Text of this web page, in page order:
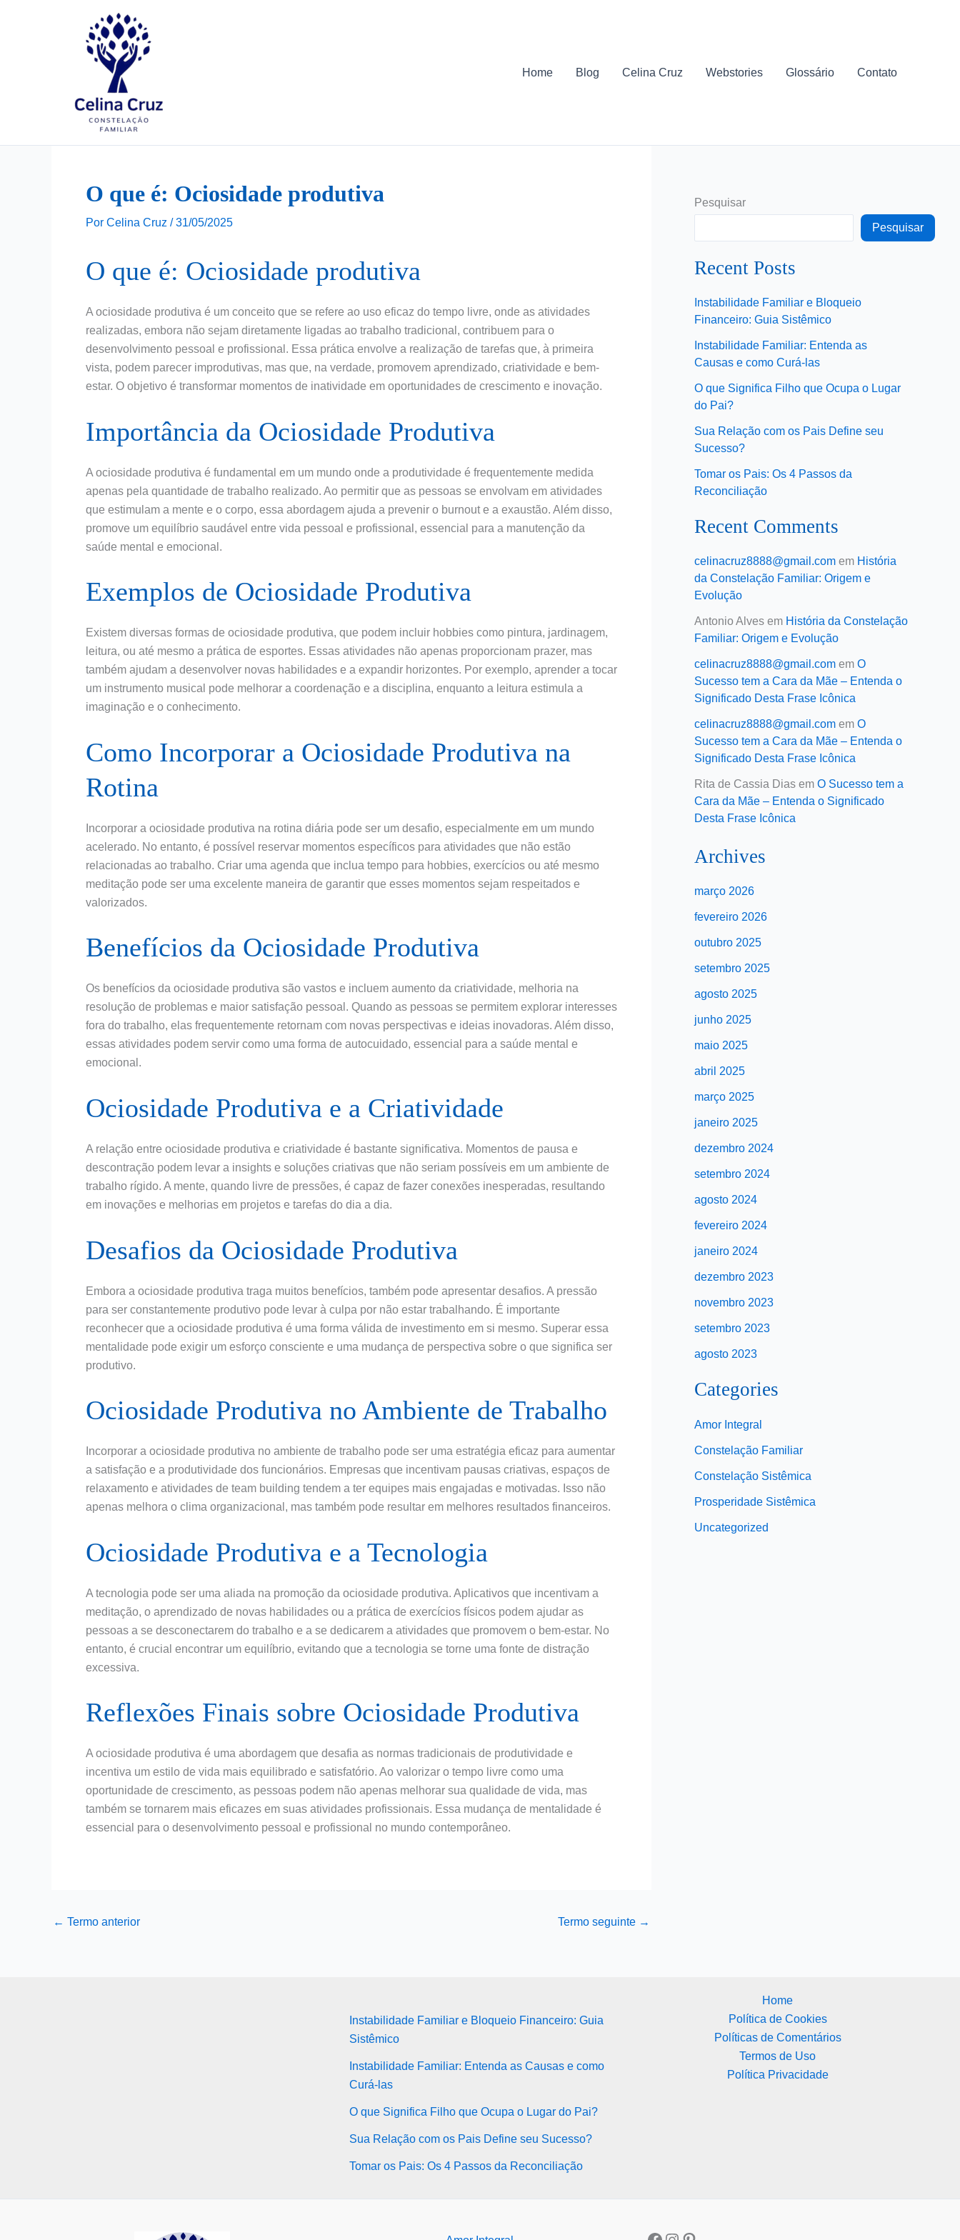
Home Blog Celina Cruz Webstories Glossário Contato
O que é: Ociosidade produtiva
Por Celina Cruz /31/05/2025
O que é: Ociosidade produtiva
A ociosidade produtiva é um conceito que se refere ao uso eficaz do tempo livre, onde as atividades
realizadas, embora não sejam diretamente ligadas ao trabalho tradicional, contribuem para o
desenvolvimento pessoal e profissional. Essa prática envolve a realização de tarefas que, à primeira
vista, podem parecer improdutivas, mas que, na verdade, promovem aprendizado, criatividade e bem-
estar. O objetivo é transformar momentos de inatividade em oportunidades de crescimento e inovação.
Importância da Ociosidade Produtiva
A ociosidade produtiva é fundamental em um mundo onde a produtividade é frequentemente medida
apenas pela quantidade de trabalho realizado. Ao permitir que as pessoas se envolvam em atividades
que estimulam a mente e o corpo, essa abordagem ajuda a prevenir o burnout e a exaustão. Além disso,
promove um equilíbrio saudável entre vida pessoal e profissional, essencial para a manutenção da
saúde mental e emocional.
Exemplos de Ociosidade Produtiva
Existem diversas formas de ociosidade produtiva, que podem incluir hobbies como pintura, jardinagem,
leitura, ou até mesmo a prática de esportes. Essas atividades não apenas proporcionam prazer, mas
também ajudam a desenvolver novas habilidades e a expandir horizontes. Por exemplo, aprender a tocar
um instrumento musical pode melhorar a coordenação e a disciplina, enquanto a leitura estimula a
imaginação e o conhecimento.
Como Incorporar a Ociosidade Produtiva na
Rotina
Incorporar a ociosidade produtiva na rotina diária pode ser um desafio, especialmente em um mundo
acelerado. No entanto, é possível reservar momentos específicos para atividades que não estão
relacionadas ao trabalho. Criar uma agenda que inclua tempo para hobbies, exercícios ou até mesmo
meditação pode ser uma excelente maneira de garantir que esses momentos sejam respeitados e
valorizados.
Benefícios da Ociosidade Produtiva
Os benefícios da ociosidade produtiva são vastos e incluem aumento da criatividade, melhoria na
resolução de problemas e maior satisfação pessoal. Quando as pessoas se permitem explorar interesses
fora do trabalho, elas frequentemente retornam com novas perspectivas e ideias inovadoras. Além disso,
essas atividades podem servir como uma forma de autocuidado, essencial para a saúde mental e
emocional.
Ociosidade Produtiva e a Criatividade
A relação entre ociosidade produtiva e criatividade é bastante significativa. Momentos de pausa e
descontração podem levar a insights e soluções criativas que não seriam possíveis em um ambiente de
trabalho rígido. A mente, quando livre de pressões, é capaz de fazer conexões inesperadas, resultando
em inovações e melhorias em projetos e tarefas do dia a dia.
Desafios da Ociosidade Produtiva
Embora a ociosidade produtiva traga muitos benefícios, também pode apresentar desafios. A pressão
para ser constantemente produtivo pode levar à culpa por não estar trabalhando. É importante
reconhecer que a ociosidade produtiva é uma forma válida de investimento em si mesmo. Superar essa
mentalidade pode exigir um esforço consciente e uma mudança de perspectiva sobre o que significa ser
produtivo.
Ociosidade Produtiva no Ambiente de Trabalho
Incorporar a ociosidade produtiva no ambiente de trabalho pode ser uma estratégia eficaz para aumentar
a satisfação e a produtividade dos funcionários. Empresas que incentivam pausas criativas, espaços de
relaxamento e atividades de team building tendem a ter equipes mais engajadas e motivadas. Isso não
apenas melhora o clima organizacional, mas também pode resultar em melhores resultados financeiros.
Ociosidade Produtiva e a Tecnologia
A tecnologia pode ser uma aliada na promoção da ociosidade produtiva. Aplicativos que incentivam a
meditação, o aprendizado de novas habilidades ou a prática de exercícios físicos podem ajudar as
pessoas a se desconectarem do trabalho e a se dedicarem a atividades que promovem o bem-estar. No
entanto, é crucial encontrar um equilíbrio, evitando que a tecnologia se torne uma fonte de distração
excessiva.
Reflexões Finais sobre Ociosidade Produtiva
A ociosidade produtiva é uma abordagem que desafia as normas tradicionais de produtividade e
incentiva um estilo de vida mais equilibrado e satisfatório. Ao valorizar o tempo livre como uma
oportunidade de crescimento, as pessoas podem não apenas melhorar sua qualidade de vida, mas
também se tornarem mais eficazes em suas atividades profissionais. Essa mudança de mentalidade é
essencial para o desenvolvimento pessoal e profissional no mundo contemporâneo.
← Termo anterior Termo seguinte →
Pesquisar
Pesquisar
Recent Posts
Instabilidade Familiar e Bloqueio
Financeiro: Guia Sistêmico
Instabilidade Familiar: Entenda as
Causas e como Curá-las
O que Significa Filho que Ocupa o Lugar
do Pai?
Sua Relação com os Pais Define seu
Sucesso?
Tomar os Pais: Os 4 Passos da
Reconciliação
Recent Comments
celinacruz8888@gmail.com em História
da Constelação Familiar: Origem e
Evolução
Antonio Alves em História da Constelação
Familiar: Origem e Evolução
celinacruz8888@gmail.com em O
Sucesso tem a Cara da Mãe – Entenda o
Significado Desta Frase Icônica
celinacruz8888@gmail.com em O
Sucesso tem a Cara da Mãe – Entenda o
Significado Desta Frase Icônica
Rita de Cassia Dias em O Sucesso tem a
Cara da Mãe – Entenda o Significado
Desta Frase Icônica
Archives
março 2026
fevereiro 2026
outubro 2025
setembro 2025
agosto 2025
junho 2025
maio 2025
abril 2025
março 2025
janeiro 2025
dezembro 2024
setembro 2024
agosto 2024
fevereiro 2024
janeiro 2024
dezembro 2023
novembro 2023
setembro 2023
agosto 2023
Categories
Amor Integral
Constelação Familiar
Constelação Sistêmica
Prosperidade Sistêmica
Uncategorized
Instabilidade Familiar e Bloqueio Financeiro: Guia
Sistêmico
Instabilidade Familiar: Entenda as Causas e como
Curá-las
O que Significa Filho que Ocupa o Lugar do Pai?
Sua Relação com os Pais Define seu Sucesso?
Tomar os Pais: Os 4 Passos da Reconciliação
Home
Política de Cookies
Políticas de Comentários
Termos de Uso
Política Privacidade